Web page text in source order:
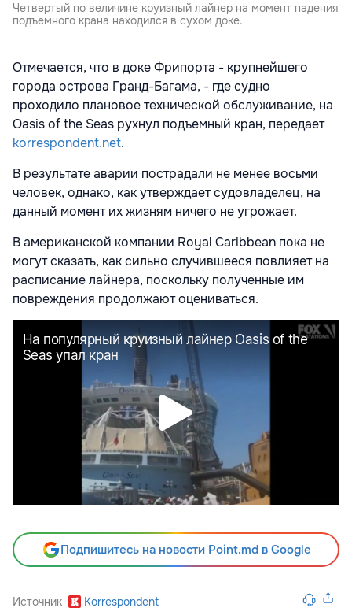
Четвертый по величине круизный лайнер на момент падения
подъемного крана находился в сухом доке.
Отмечается, что в доке Фрипорта - крупнейшего
города острова Гранд-Багама, - где судно
проходило плановое технической обслуживание, на
Oasis of the Seas рухнул подъемный кран, передает
korrespondent.net.
В результате аварии пострадали не менее восьми
человек, однако, как утверждает судовладелец, на
данный момент их жизням ничего не угрожает.
В американской компании Royal Caribbean пока не
могут сказать, как сильно случившееся повлияет на
расписание лайнера, поскольку полученные им
повреждения продолжают оцениваться.
Подпишитесь на новости Point.md в Google
Источник Korrespondent